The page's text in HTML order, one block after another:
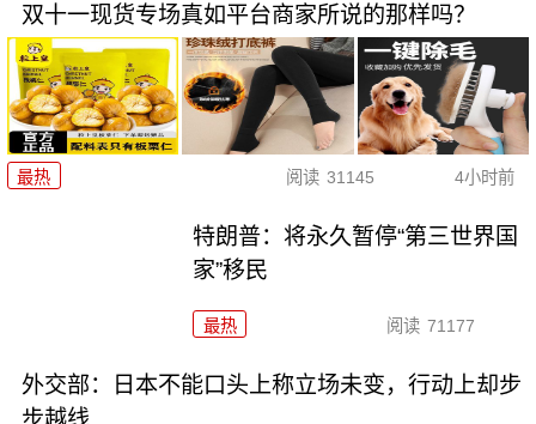
双十一现货专场真如平台商家所说的那样吗？
最热 阅读 31145 4小时前
特朗普：将永久暂停“第三世界国
家”移民
最热 阅读 71177
外交部：日本不能口头上称立场未变，行动上却步
步越线